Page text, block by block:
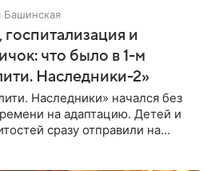
Башинская
и
что было в 1-м
Наследники-2»
Наследники» начался без
на адаптацию. Детей и
сразу отправили на